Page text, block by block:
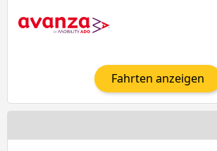
Fahrten anzeigen